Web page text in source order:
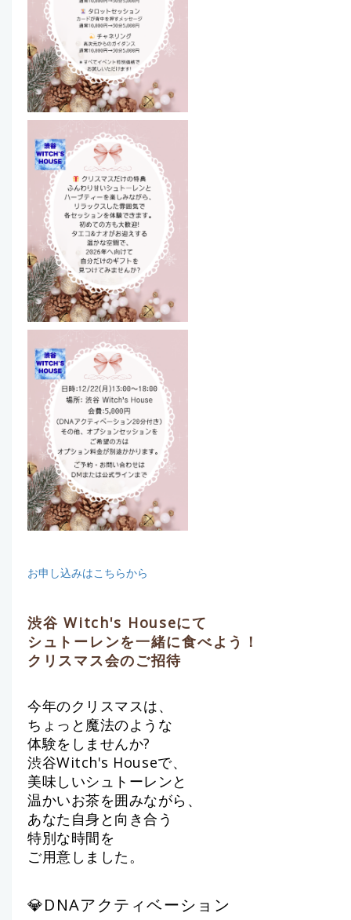
お申し込みはこちらから
渋谷 Witch's Houseにて
シュトーレンを一緒に食べよう！
クリスマス会のご招待
今年のクリスマスは、
ちょっと魔法のような
体験をしませんか?
渋谷Witch's Houseで、
美味しいシュトーレンと
温かいお茶を囲みながら、
あなた自身と向き合う
特別な時間を
ご用意しました。
💎DNAアクティベーション